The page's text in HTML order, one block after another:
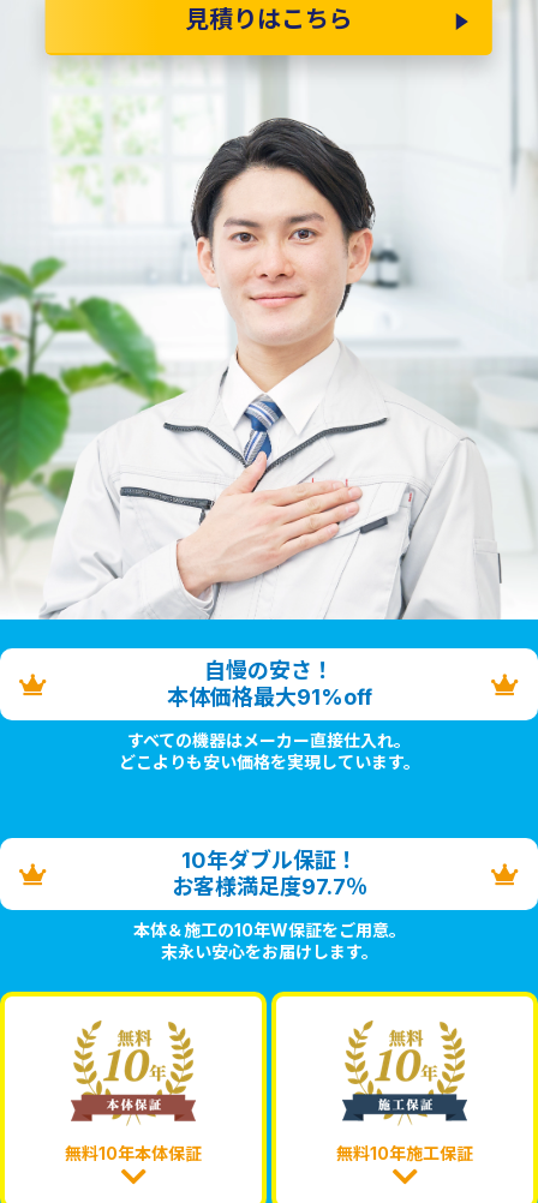
見積りはこちら
自慢の安さ！
本体価格最大91%off
すべての機器はメーカー直接仕入れ。
どこよりも安い価格を実現しています。
10年ダブル保証！
お客様満足度97.7％
本体＆施工の10年W保証をご用意。
末永い安心をお届けします。
無料10年本体保証 無料10年施工保証